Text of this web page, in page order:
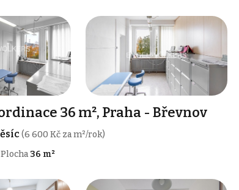
36 m², Praha - Břevnov
(6 600 Kč za m²/rok)
Plocha 36 m²